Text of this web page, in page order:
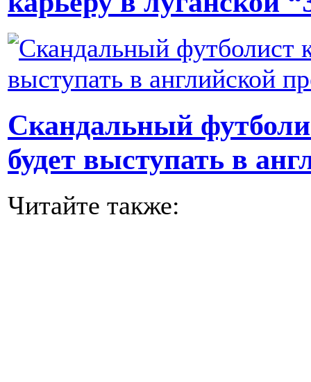
Скандальный
будет выступать в
Читайте также: